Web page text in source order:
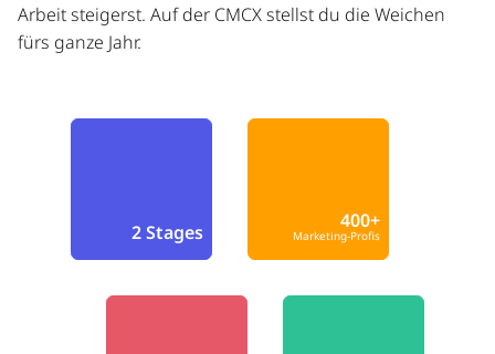
Arbeit steigerst. Auf der CMCX stellst du die Weichen
fürs ganze Jahr.
2 Stages 400+
Marketing-Profis